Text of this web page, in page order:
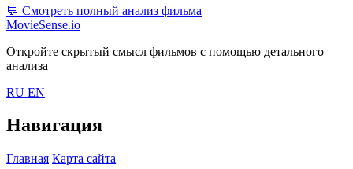
💬 Смотреть полный анализ фильма
MovieSense.io
Откройте скрытый смысл фильмов с помощью детального
анализа
RU EN
Навигация
Главная Карта сайта